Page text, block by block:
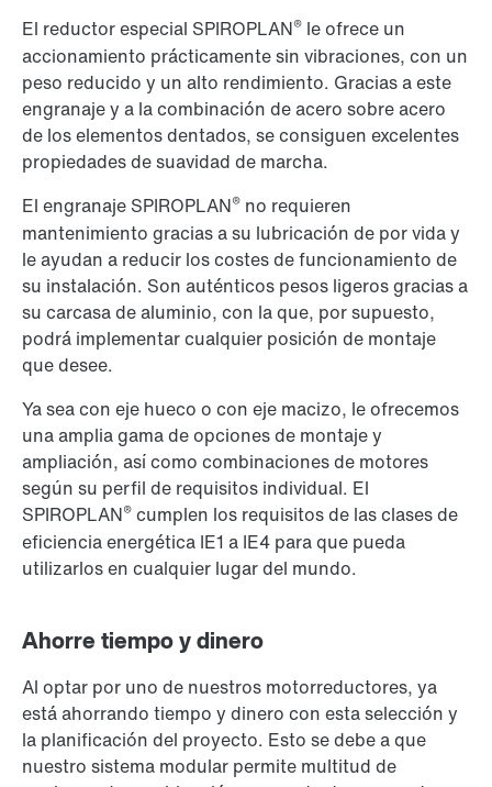
El reductor especial SPIROPLAN® le ofrece un
accionamiento prácticamente sin vibraciones, con un
peso reducido y un alto rendimiento. Gracias a este
engranaje y a la combinación de acero sobre acero
de los elementos dentados, se consiguen excelentes
propiedades de suavidad de marcha.
El engranaje SPIROPLAN® no requieren
mantenimiento gracias a su lubricación de por vida y
le ayudan a reducir los costes de funcionamiento de
su instalación. Son auténticos pesos ligeros gracias a
su carcasa de aluminio, con la que, por supuesto,
podrá implementar cualquier posición de montaje
que desee.
Ya sea con eje hueco o con eje macizo, le ofrecemos
una amplia gama de opciones de montaje y
ampliación, así como combinaciones de motores
según su perfil de requisitos individual. El
SPIROPLAN® cumplen los requisitos de las clases de
eficiencia energética IE1 a IE4 para que pueda
utilizarlos en cualquier lugar del mundo.
Ahorre tiempo y dinero
Al optar por uno de nuestros motorreductores, ya
está ahorrando tiempo y dinero con esta selección y
la planificación del proyecto. Esto se debe a que
nuestro sistema modular permite multitud de